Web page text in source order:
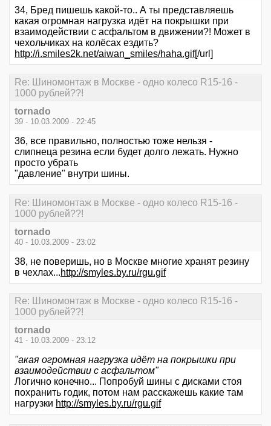
34, Бред пишешь какой-то.. А ты представляешь
какая огромная нагрузка идёт на покрышки при
взаимодействии с асфальтом в движении?! Может в
чехольчиках на колёсах ездить?
http://i.smiles2k.net/aiwan_smiles/haha.gif[/url]
Re: Шиномонтаж в Москве - одно колесо R15-16 -
1000 рублей??!
tornado
39 - 10.03.2009 - 22:45
36, все правильно, полностью тоже нельзя -
слипнеца резина если будет долго лежать. Нужно
просто убрать
"давление" внутри шины.
Re: Шиномонтаж в Москве - одно колесо R15-16 -
1000 рублей??!
tornado
40 - 10.03.2009 - 23:02
38, не поверишь, но в Москве многие хранят резину
в чехлах...http://smyles.by.ru/rgu.gif
Re: Шиномонтаж в Москве - одно колесо R15-16 -
1000 рублей??!
tornado
41 - 10.03.2009 - 23:12
"акая огромная нагрузка идёт на покрышки при
взаимодействии с асфальтом"
Логично конечно... Попробуй шины с дисками стоя
похранить годик, потом нам расскажешь какие там
нагрузки http://smyles.by.ru/rgu.gif